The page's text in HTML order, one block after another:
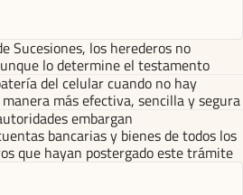
Sucesiones, los herederos no
lo determine el testamento
del celular cuando no hay
más efectiva, sencilla y segura
embargan
bancarias y bienes de todos los
que hayan postergado este trámite